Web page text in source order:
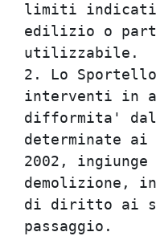
limiti
edilizio o
2. Lo
interventi
difformita'
2002,
di diritto ai